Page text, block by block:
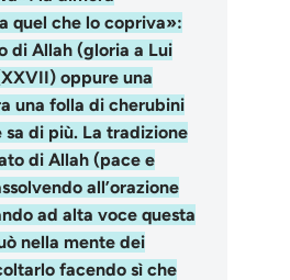
quel che lo copriva»:
di Allah (gloria a Lui
oppure una
una folla di cherubini
sa di più. La tradizione
di Allah (pace e
all’orazione
ad alta voce questa
nella mente dei
facendo sì che